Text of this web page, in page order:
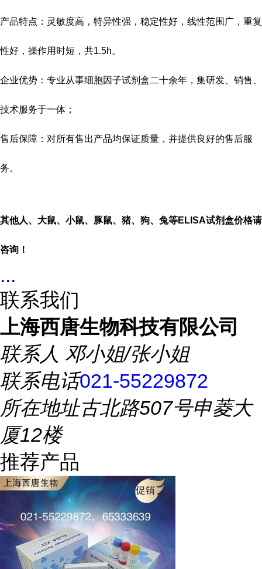
产品特点：灵敏度高，特异性强，稳定性好，线性范围广，重复
性好，操作用时短，共1.5h。
企业优势：专业从事细胞因子试剂盒二十余年，集研发、销售、
技术服务于一体；
售后保障：对所有售出产品均保证质量，并提供良好的售后服
务。
其他人、大鼠、小鼠、豚鼠、猪、狗、兔等ELISA试剂盒价格请
咨询！
...
联系我们
上海西唐生物科技有限公司
联系人 邓小姐/张小姐
联系电话021-55229872
所在地址古北路507号申菱大
厦12楼
推荐产品